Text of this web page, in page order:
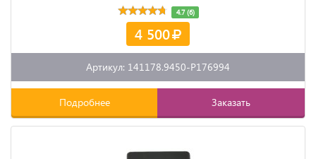
4.7 (6)
4 500
Артикул: 141178.9450-P176994
Подробнее Заказать